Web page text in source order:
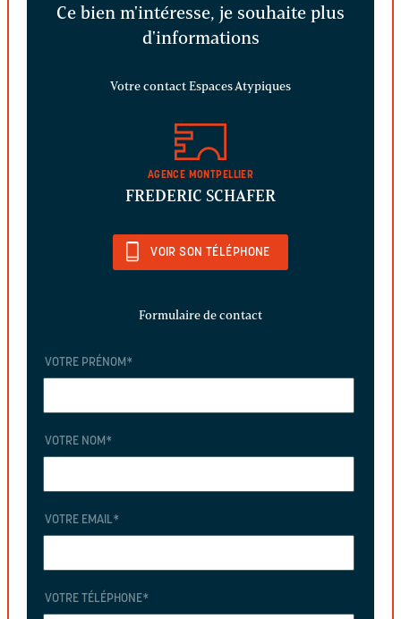
Ce bien m'intéresse, je souhaite plus
d'informations
Votre contact Espaces Atypiques
AGENCE MONTPELLIER
FREDERIC SCHAFER
VOIR SON TÉLÉPHONE
Formulaire de contact
VOTRE PRÉNOM *
VOTRE NOM *
VOTRE EMAIL*
VOTRE TÉLÉPHONE*